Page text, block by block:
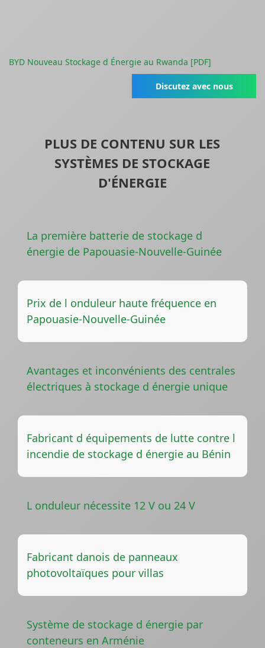
BYD Nouveau Stockage d Énergie au Rwanda [PDF]
Discutez avec nous
PLUS DE CONTENU SUR LES
SYSTÈMES DE STOCKAGE
D'ÉNERGIE
La première batterie de stockage d
énergie de Papouasie-Nouvelle-Guinée
Prix de l onduleur haute fréquence en
Papouasie-Nouvelle-Guinée
Avantages et inconvénients des centrales
électriques à stockage d énergie unique
Fabricant d équipements de lutte contre l
incendie de stockage d énergie au Bénin
L onduleur nécessite 12 V ou 24 V
Fabricant danois de panneaux
photovoltaïques pour villas
Système de stockage d énergie par
conteneurs en Arménie